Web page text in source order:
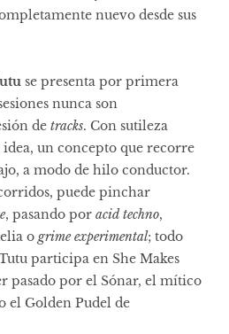
nuevo desde sus
se presenta por primera
nunca son
de tracks. Con sutileza
un concepto que recorre
a modo de hilo conductor.
puede pinchar
, pasando por acid techno,
o grime experimental; todo
participa en She Makes
pasado por el Sónar, el mítico
el Golden Pudel de